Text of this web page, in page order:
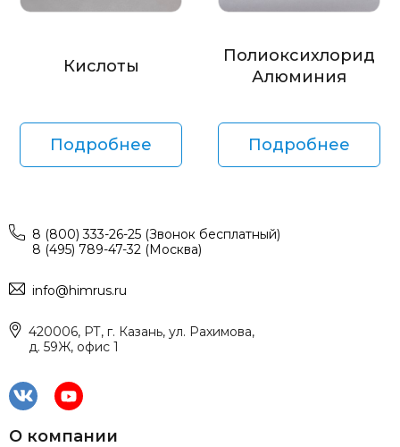
Кислоты
Подробнее
Полиоксихлорид
Алюминия
Подробнее
8 (800) 333-26-25 (Звонок бесплатный)
8 (495) 789-47-32 (Москва)
info@himrus.ru
420006, РТ, г. Казань, ул. Рахимова,
д. 59Ж, офис 1
О компании